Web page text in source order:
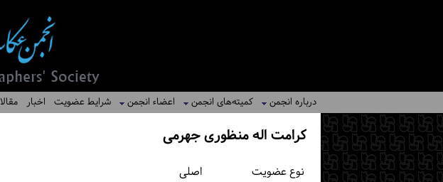
درباره انجمن کمیته‌های انجمن اعضاء انجمن شرایط عضویت اخبار
کرامت اله منظوری جهرمی
نوع عضویت
اصلی